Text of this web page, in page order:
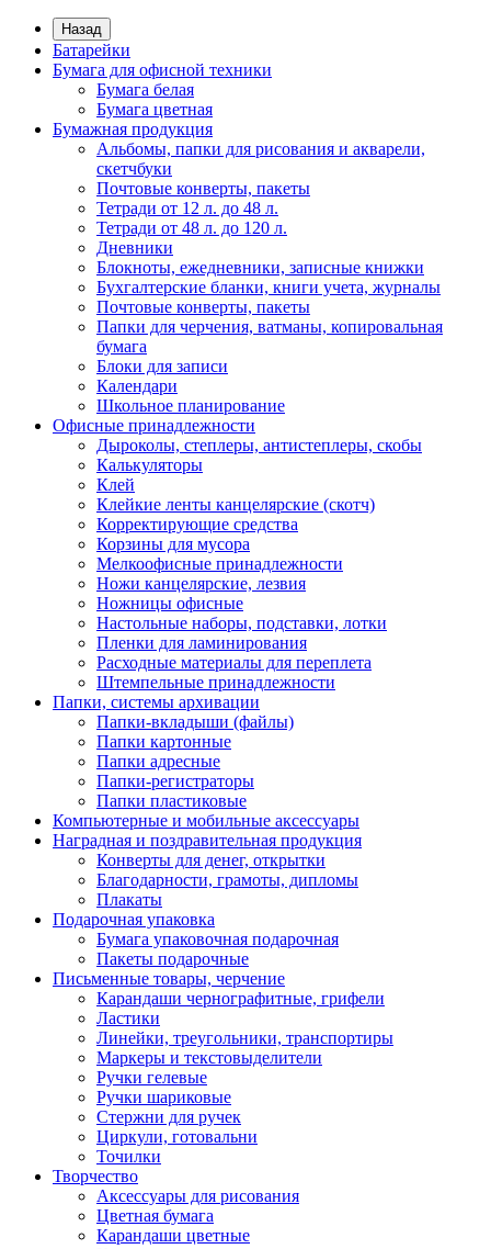
Назад
Батарейки
Бумага для офисной техники
Бумага белая
Бумага цветная
Бумажная продукция
Альбомы, папки для рисования и акварели,
скетчбуки
Почтовые конверты, пакеты
Тетради от 12 л. до 48 л.
Тетради от 48 л. до 120 л.
Дневники
Блокноты, ежедневники, записные книжки
Бухгалтерские бланки, книги учета, журналы
Почтовые конверты, пакеты
Папки для черчения, ватманы, копировальная
бумага
Блоки для записи
Календари
Школьное планирование
Офисные принадлежности
Дыроколы, степлеры, антистеплеры, скобы
Калькуляторы
Клей
Клейкие ленты канцелярские (скотч)
Корректирующие средства
Корзины для мусора
Мелкоофисные принадлежности
Ножи канцелярские, лезвия
Ножницы офисные
Настольные наборы, подставки, лотки
Пленки для ламинирования
Расходные материалы для переплета
Штемпельные принадлежности
Папки, системы архивации
Папки-вкладыши (файлы)
Папки картонные
Папки адресные
Папки-регистраторы
Папки пластиковые
Компьютерные и мобильные аксессуары
Наградная и поздравительная продукция
Конверты для денег, открытки
Благодарности, грамоты, дипломы
Плакаты
Подарочная упаковка
Бумага упаковочная подарочная
Пакеты подарочные
Письменные товары, черчение
Карандаши чернографитные, грифели
Ластики
Линейки, треугольники, транспортиры
Маркеры и текстовыделители
Ручки гелевые
Ручки шариковые
Стержни для ручек
Циркули, готовальни
Точилки
Творчество
Аксессуары для рисования
Цветная бумага
Карандаши цветные